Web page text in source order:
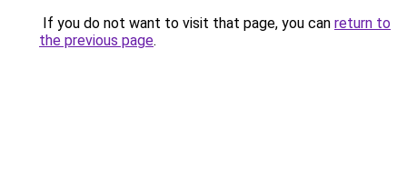
If you do not want to visit that page, you can return to
the previous page.